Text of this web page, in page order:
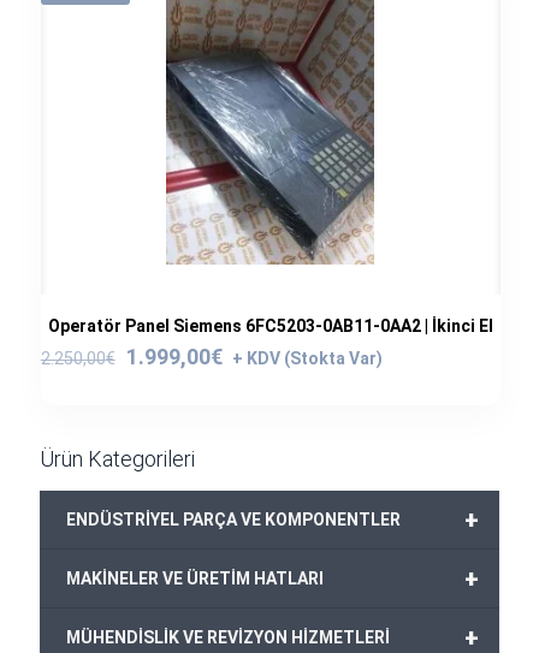
Operatör Panel Siemens 6FC5203-0AB11-0AA2 | İkinci El
2.250,00€
Orijinal
1.999,00€
Şu
Ürün Kategorileri
+
ENDÜSTRİYEL PARÇA VE KOMPONENTLER
+
MAKİNELER VE ÜRETİM HATLARI
+
MÜHENDİSLİK VE REVİZYON HİZMETLERİ